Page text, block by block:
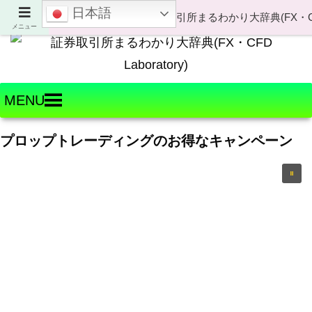
Welcome to FX・CFD Laboratory!
MENU
プロップトレーディングのお得なキャンペーン
メニュー
日本語